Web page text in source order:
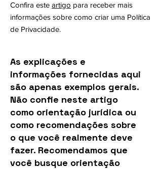
Confira este artigo para receber mais
informações sobre como criar uma Política
de Privacidade.
As explicações e
informações fornecidas aqui
são apenas exemplos gerais.
Não confie neste artigo
como orientação jurídica ou
como recomendações sobre
o que você realmente deve
fazer. Recomendamos que
você busque orientação